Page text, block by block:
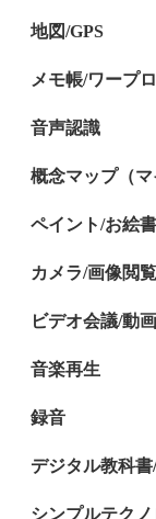
地図/GPS
メモ帳/ワープロ
音声認識
概念マップ（マ
ペイント/お絵
カメラ/画像閲覧
ビデオ会議/動
音楽再生
録音
デジタル教科
シンプルテク